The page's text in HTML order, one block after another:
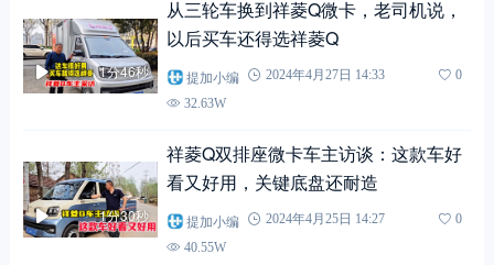
1分46秒
从三轮车换到祥菱Q微卡，老司机说，
以后买车还得选祥菱Q
提加小编 2024年4月27日 14:33
0
32.63W
1分30秒
祥菱Q双排座微卡车主访谈：这款车好
看又好用，关键底盘还耐造
提加小编 2024年4月25日 14:27
0
40.55W